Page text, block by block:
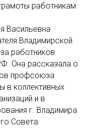
работникам
Васильевна
Владимирской
работников
Она рассказала о
профсоюза
в коллективных
и в
г. Владимира.
Совета